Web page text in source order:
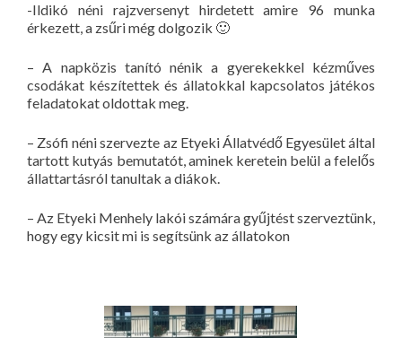
-Ildikó néni rajzversenyt hirdetett amire 96 munka
érkezett, a zsűri még dolgozik 🙂
– A napközis tanító nénik a gyerekekkel kézműves
csodákat készítettek és állatokkal kapcsolatos játékos
feladatokat oldottak meg.
– Zsófi néni szervezte az Etyeki Állatvédő Egyesület által
tartott kutyás bemutatót, aminek keretein belül a felelős
állattartásról tanultak a diákok.
– Az Etyeki Menhely lakói számára gyűjtést szerveztünk,
hogy egy kicsit mi is segítsünk az állatokon